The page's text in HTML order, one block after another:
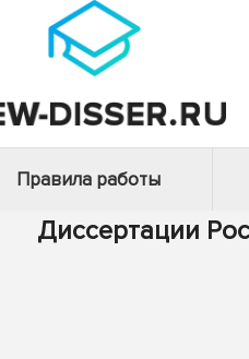
Правила работы
Диссертации